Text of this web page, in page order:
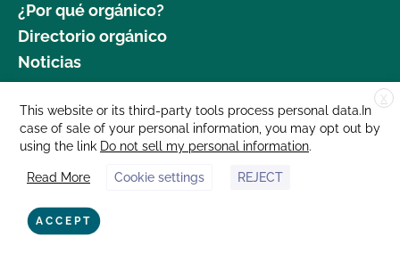
¿Por qué orgánico?
Directorio orgánico
Noticias
Donar
Carreras profesionales
Sala de prensa
Contáctenos
877 Cedar Street, Suite 248, Santa Cruz, CA 95060 © 2025 CCOF.org
X
This website or its third-party tools process personal data.In
case of sale of your personal information, you may opt out by
using the link Do not sell my personal information.
Read More Cookie settings REJECT
ACCEPT